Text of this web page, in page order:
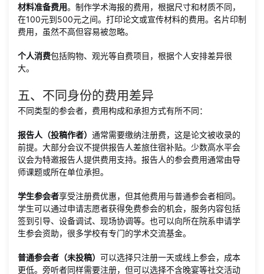
材料准备费用。制作学术海报的费用，根据尺寸和材质不同，
在100元到500元之间。打印论文或宣传材料的费用。名片印制
费用，虽然不高但容易被忽略。
个人消费包括购物、观光等自费项目，根据个人安排差异很
大。
五、不同身份的费用差异
不同类型的参会者，费用构成和承担方式有所不同：
报告人（投稿作者） 通常需要缴纳注册费，这是论文被收录的
前提。大部分会议不提供报告人差旅住宿补贴。少数高水平会
议会为特邀报告人提供费用支持。报告人的参会费用通常由导
师课题或所在单位承担。
学生参会者享受注册费优惠，但其他费用与普通参会者相同。
学生可以通过申请志愿者获得免费参会的机会，服务内容包括
签到引导、设备调试、现场协调等。也可以向所在院系申请学
生参会资助，很多学校有专门的学术交流基金。
普通参会者（未投稿） 可以选择只注册一天或线上参会，成本
更低。旁听者同样需要注册，但可以选择不含晚宴等社交活动